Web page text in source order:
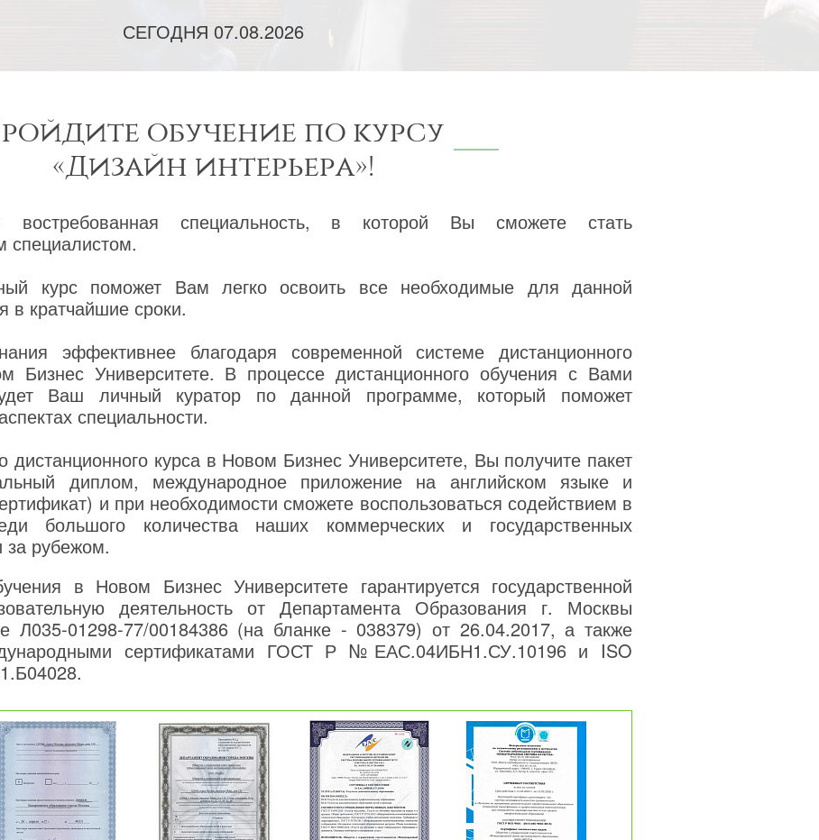
СЕГОДНЯ 07.08.2026
обучение по курсу
«Дизайн интерьера»!
специальность, в которой Вы сможете стать
специалистом.
курс поможет Вам легко освоить все необходимые для данной
в кратчайшие сроки.
эффективнее благодаря современной системе дистанционного
Бизнес Университете. В процессе дистанционного обучения с Вами
Ваш личный куратор по данной программе, который поможет
специальности.
дистанционного курса в Новом Бизнес Университете, Вы получите пакет
диплом, международное приложение на английском языке и
и при необходимости сможете воспользоваться содействием в
большого количества наших коммерческих и государственных
за рубежом.
в Новом Бизнес Университете гарантируется государственной
деятельность от Департамента Образования г. Москвы
Л035-01298-77/00184386 (на бланке - 038379) от 26.04.2017, а также
сертификатами ГОСТ Р №ЕАС.04ИБН1.СУ.10196 и ISO